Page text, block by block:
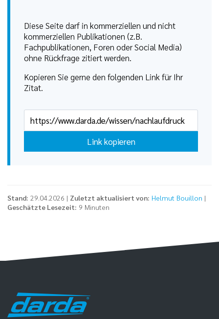
Diese Seite darf in kommerziellen und nicht
kommerziellen Publikationen (z.B.
Fachpublikationen, Foren oder Social Media)
ohne Rückfrage zitiert werden.
Kopieren Sie gerne den folgenden Link für Ihr
Zitat.
Link kopieren
Stand: 29.04.2026 | Zuletzt aktualisiert von: Helmut Bouillon |
Geschätzte Lesezeit: 9 Minuten